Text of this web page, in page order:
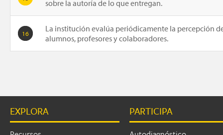
sobre la autoría de lo que entregan.
16
La institución evalúa periódicamente la percepción
alumnos, profesores y colaboradores.
EXPLORA PARTICIPA